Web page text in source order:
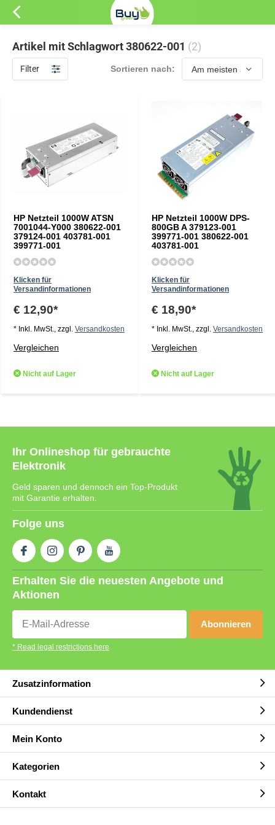
Artikel mit Schlagwort 380622-001 (2)
Filter Sortieren nach:
HP Netzteil 1000W ATSN
7001044-Y000 380622-001
379124-001 403781-001
399771-001
Klicken für
Versandinformationen
€ 12,90*
* Inkl. MwSt., zzgl. Versandkosten
Vergleichen
Nicht auf Lager
HP Netzteil 1000W DPS-
800GB A 379123-001
399771-001 380622-001
403781-001
Klicken für
Versandinformationen
€ 18,90*
* Inkl. MwSt., zzgl. Versandkosten
Vergleichen
Nicht auf Lager
Ihr Onlineshop für gebrauchte
Elektronik
Geld sparen und dennoch ein Top-Produkt
mit Garantie erhalten.
Folge uns
Erhalten Sie die neuesten Angebote und
Aktionen
Abonnieren
* Read legal restrictions here
Zusatzinformation
Kundendienst
Mein Konto
Kategorien
Kontakt